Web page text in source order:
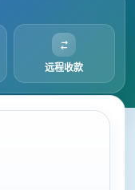
远程收款